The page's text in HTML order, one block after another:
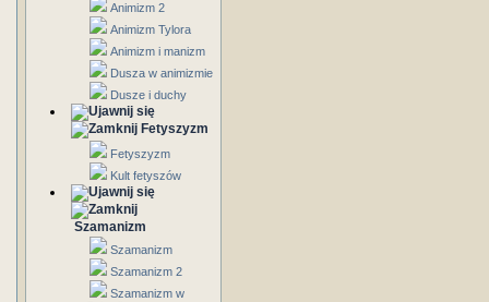
Animizm 2
Animizm Tylora
Animizm i manizm
Dusza w animizmie
Dusze i duchy
Fetyszyzm
Fetyszyzm
Kult fetyszów
Szamanizm
Szamanizm
Szamanizm 2
Szamanizm w